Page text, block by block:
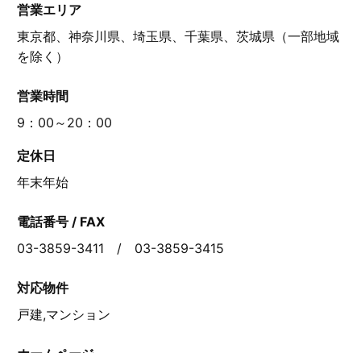
営業エリア
東京都、神奈川県、埼玉県、千葉県、茨城県（一部地域
を除く）
営業時間
9：00～20：00
定休日
年末年始
電話番号 / FAX
03-3859-3411 / 03-3859-3415
対応物件
戸建,マンション